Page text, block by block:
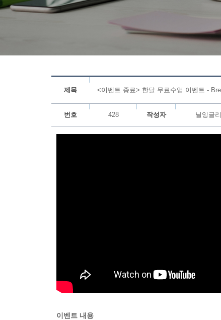
제목 <이벤트 종료> 한달 무료수업 이벤트 -
번호 428 작성자 닐잉글
이벤트 내용